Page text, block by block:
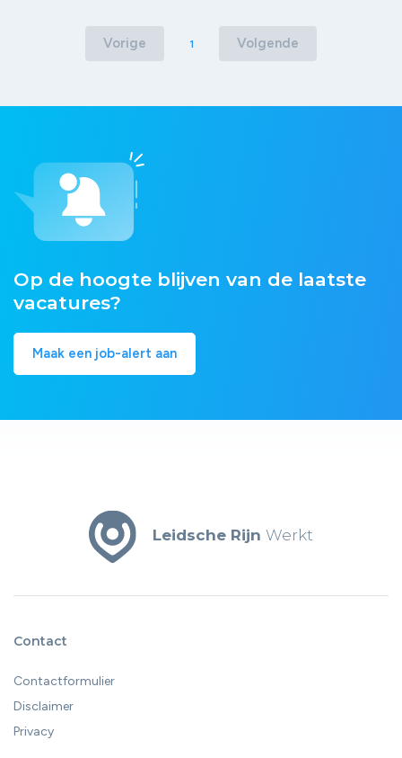
Vorige 1 Volgende
Op de hoogte blijven van de laatste
vacatures?
Maak een job-alert aan
Leidsche Rijn Werkt
Contact
Contactformulier
Disclaimer
Privacy